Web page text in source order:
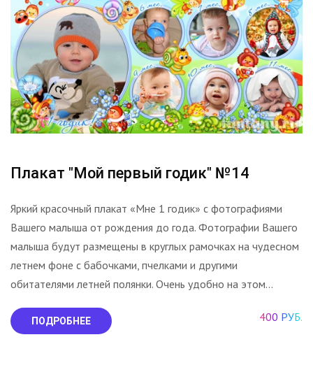
Плакат "Мой первый годик" №14
Яркий красочный плакат «Мне 1 годик» с фотографиями
Вашего малыша от рождения до года. Фотографии Вашего
малыша будут размещены в круглых рамочках на чудесном
летнем фоне с бабочками, пчелками и другими
обитателями летней полянки. Очень удобно на этом...
ПОДРОБНЕЕ 400 РУБ.